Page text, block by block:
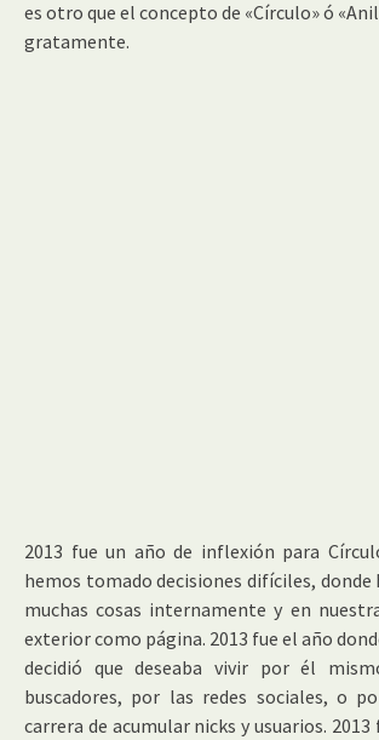
es otro que el concepto de «Círculo» ó
gratamente.
2013 fue un año de inflexión para
hemos tomado decisiones difíciles, donde
muchas cosas internamente y en
exterior como página. 2013 fue el año
decidió que deseaba vivir por él
buscadores, por las redes sociales, o
carrera de acumular nicks y usuarios. 2013